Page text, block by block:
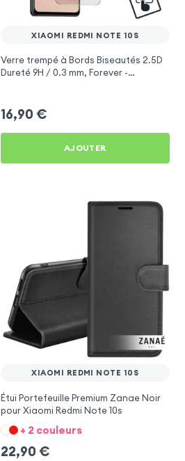
XIAOMI REDMI NOTE 10S
Verre trempé à Bords Biseautés 2.5D
Dureté 9H / 0.3 mm, Forever -
16,90 €
AJOUTER
XIAOMI REDMI NOTE 10S
Étui Portefeuille Premium Zanae Noir
pour Xiaomi Redmi Note 10s
+ 2 couleurs
22,90 €